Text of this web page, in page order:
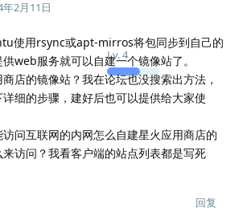
Lv.4
年2月11日
使用rsync或apt-mirros将包同步到自己的
web服务就可以自建一个镜像站了。
店的镜像站？我在论坛也没搜索出方法，
细的步骤，建好后也可以提供给大家使
问互联网的内网怎么自建星火应用商店的
访问？我看客户端的站点列表都是写死
回复